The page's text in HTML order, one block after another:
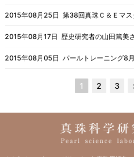
2015年08月25日 第38回真珠Ｃ＆Ｅマス
2015年08月17日 歴史研究者の山田篤美
2015年08月05日 パールトレーニング8
1 2 3